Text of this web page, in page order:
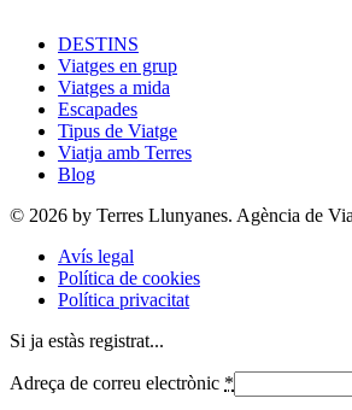
DESTINS
Viatges en grup
Viatges a mida
Escapades
Tipus de Viatge
Viatja amb Terres
Blog
© 2026 by Terres Llunyanes. Agència de
Avís legal
Política de cookies
Política privacitat
Si ja estàs registrat...
Adreça de correu electrònic *